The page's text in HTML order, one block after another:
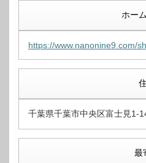
ホー
https://www.nanonine9.com/
千葉県千葉市中央区富士見1-
最